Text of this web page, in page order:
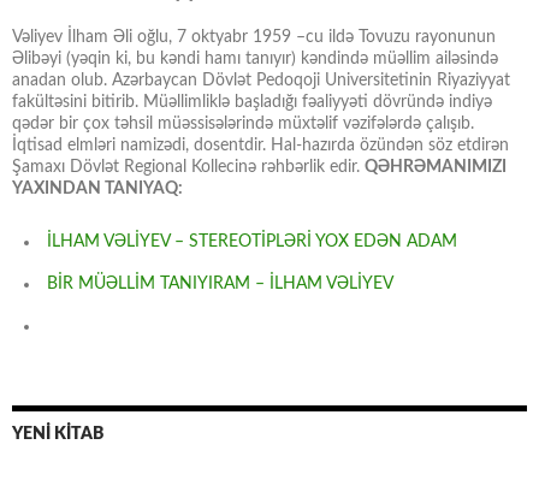
Vəliyev İlham Əli oğlu, 7 oktyabr 1959 –cu ildə Tovuzu rayonunun
Əlibəyi (yəqin ki, bu kəndi hamı tanıyır) kəndində müəllim ailəsində
anadan olub. Azərbaycan Dövlət Pedoqoji Universitetinin Riyaziyyat
fakültəsini bitirib. Müəllimliklə başladığı fəaliyyəti dövründə indiyə
qədər bir çox təhsil müəssisələrində müxtəlif vəzifələrdə çalışıb.
İqtisad elmləri namizədi, dosentdir. Hal-hazırda özündən söz etdirən
Şamaxı Dövlət Regional Kollecinə rəhbərlik edir. QƏHRƏMANIMIZI
YAXINDAN TANIYAQ:
İLHAM VƏLİYEV – STEREOTİPLƏRİ YOX EDƏN ADAM
BİR MÜƏLLİM TANIYIRAM – İLHAM VƏLİYEV
YENİ KİTAB